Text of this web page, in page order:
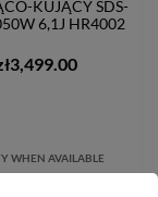
KUJĄCY SDS-
6,1J HR4002
WHEN AVAILABLE